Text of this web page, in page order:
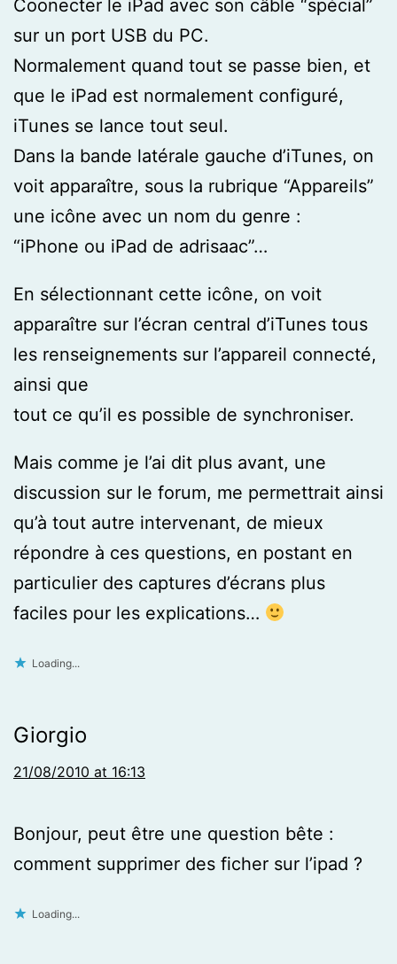
Coonecter le iPad avec son câble “spécial”
sur un port USB du PC.
Normalement quand tout se passe bien, et
que le iPad est normalement configuré,
iTunes se lance tout seul.
Dans la bande latérale gauche d’iTunes, on
voit apparaître, sous la rubrique “Appareils”
une icône avec un nom du genre :
“iPhone ou iPad de adrisaac”…
En sélectionnant cette icône, on voit
apparaître sur l’écran central d’iTunes tous
les renseignements sur l’appareil connecté,
ainsi que
tout ce qu’il es possible de synchroniser.
Mais comme je l’ai dit plus avant, une
discussion sur le forum, me permettrait ainsi
qu’à tout autre intervenant, de mieux
répondre à ces questions, en postant en
particulier des captures d’écrans plus
faciles pour les explications…
Loading...
Giorgio
21/08/2010 at 16:13
Bonjour, peut être une question bête :
comment supprimer des ficher sur l’ipad ?
Loading...